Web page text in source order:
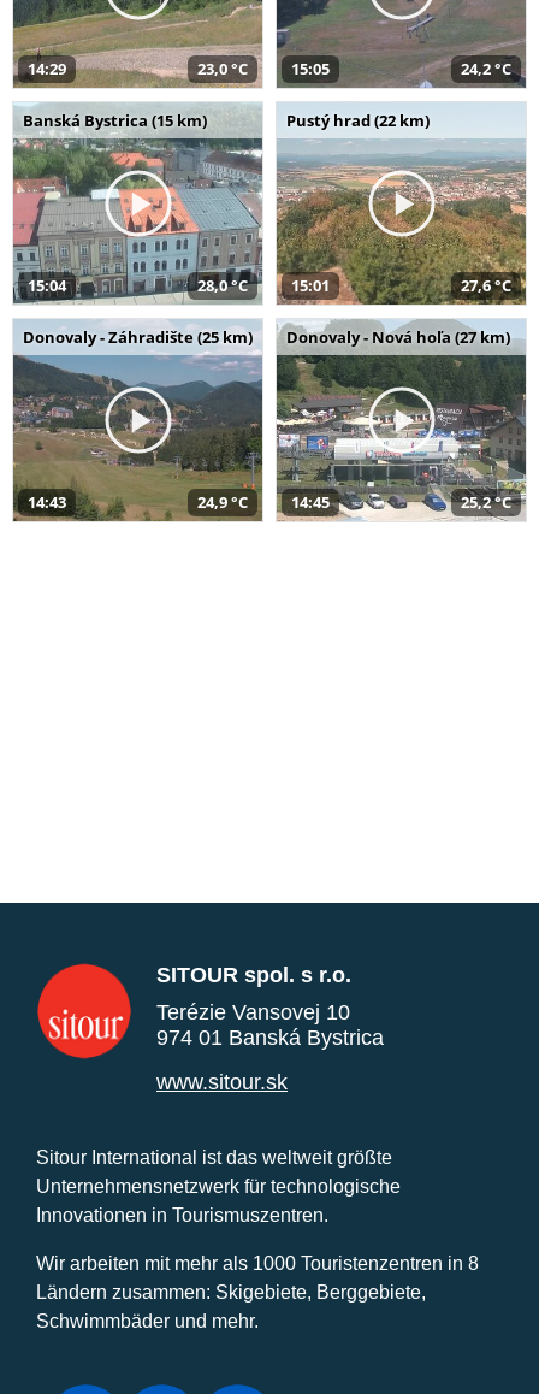
14:29 23,0 °C 15:05 24,2 °C
Banská Bystrica (15 km)
15:04 28,0 °C
Pustý hrad (22 km)
15:01 27,6 °C
Donovaly - Záhradište (25 km)
14:43 24,9 °C
Donovaly - Nová hoľa (27 km)
14:45 25,2 °C
SITOUR spol. s r.o.
Terézie Vansovej 10
974 01 Banská Bystrica
www.sitour.sk
Sitour International ist das weltweit größte
Unternehmensnetzwerk für technologische
Innovationen in Tourismuszentren.
Wir arbeiten mit mehr als 1000 Touristenzentren in 8
Ländern zusammen: Skigebiete, Berggebiete,
Schwimmbäder und mehr.